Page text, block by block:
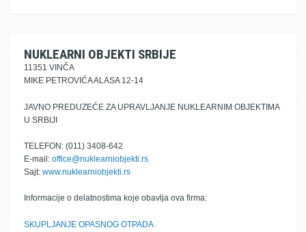
NUKLEARNI OBJEKTI SRBIJE
11351 VINČA
MIKE PETROVIĆA ALASA 12-14
JAVNO PREDUZEĆE ZA UPRAVLJANJE NUKLEARNIM OBJEKTIMA
U SRBIJI
TELEFON: (011) 3408-642
E-mail: office@nuklearniobjekti.rs
Sajt: www.nuklearniobjekti.rs
Informacije o delatnostima koje obavlja ova firma:
SKUPLJANJE OPASNOG OTPADA